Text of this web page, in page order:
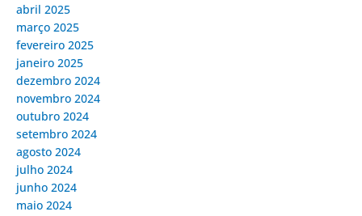
abril 2025
março 2025
fevereiro 2025
janeiro 2025
dezembro 2024
novembro 2024
outubro 2024
setembro 2024
agosto 2024
julho 2024
junho 2024
maio 2024